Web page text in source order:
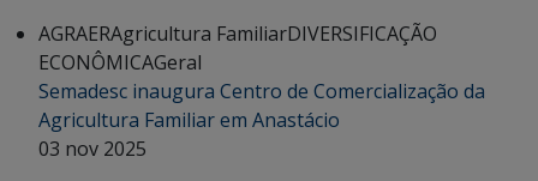
AGRAERAgricultura FamiliarDIVERSIFICAÇÃO
ECONÔMICAGeral
Semadesc inaugura Centro de Comercialização da
Agricultura Familiar em Anastácio
03 nov 2025